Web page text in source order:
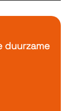
duurzame